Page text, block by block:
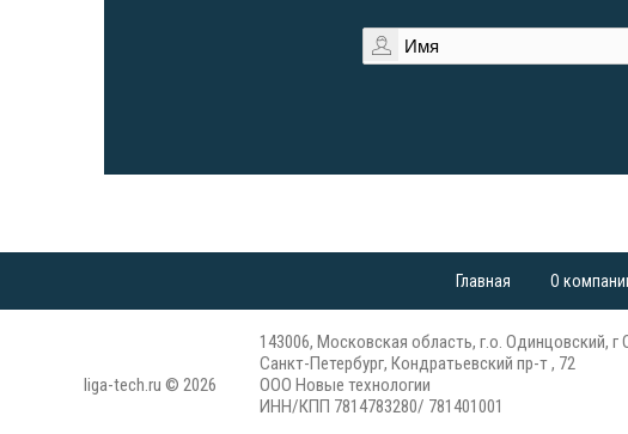
Главная О
liga-tech.ru © 2026
143006, Московская область, г.о. Одинцовский,
Санкт-Петербург, Кондратьевский пр-т , 72
ООО Новые технологии
ИНН/КПП 7814783280/ 781401001